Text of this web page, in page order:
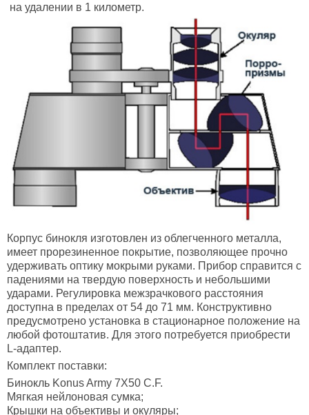
на удалении в 1 километр.
Корпус бинокля изготовлен из облегченного металла,
имеет прорезиненное покрытие, позволяющее прочно
удерживать оптику мокрыми руками. Прибор справится с
падениями на твердую поверхность и небольшими
ударами. Регулировка межзрачкового расстояния
доступна в пределах от 54 до 71 мм. Конструктивно
предусмотрено установка в стационарное положение на
любой фотоштатив. Для этого потребуется приобрести
L-адаптер.
Комплект поставки:
Бинокль Konus Army 7X50 C.F.
Мягкая нейлоновая сумка;
Крышки на объективы и окуляры;